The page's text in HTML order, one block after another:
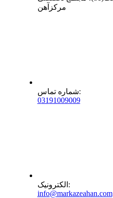
مرکزآهن
شماره تماس:
03191009009
الکترونیک :
info@markazeahan.com